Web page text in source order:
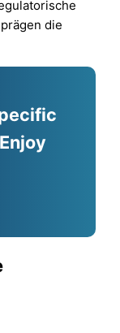
die